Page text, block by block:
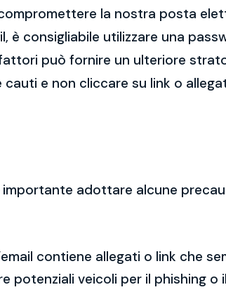
la nostra posta
è consigliabile utilizzare una
può fornire un ulteriore
cauti e non cliccare su link o
adottare alcune
contiene allegati o link che
potenziali veicoli per il phishing o